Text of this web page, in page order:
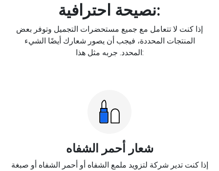
نصيحة احترافية:
إذا كنت لا تتعامل مع جميع مستحضرات التجميل وتوفر بعض
المنتجات المحددة، فيجب أن يصور شعارك أيضًا الشيء
المحدد. جربه مثل هذا:
شعار أحمر الشفاه
إذا كنت تدير شركة لتزويد ملمع الشفاه أو أحمر الشفاه أو صبغة